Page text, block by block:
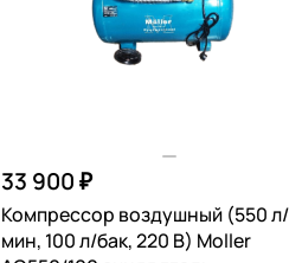
33 900 ₽
Компрессор воздушный (550 л/
мин, 100 л/бак, 220 В) Moller